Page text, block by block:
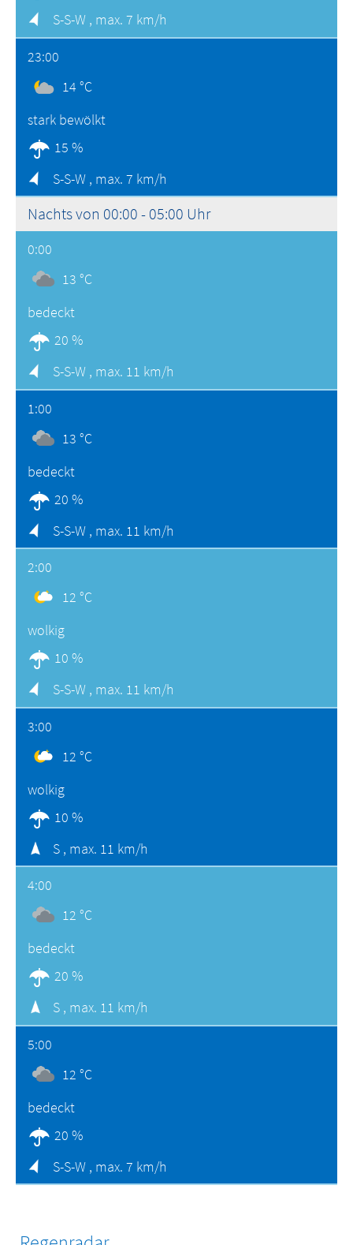
S-S-W , max. 7 km/h
23:00
14 °C
stark bewölkt
15 %
S-S-W , max. 7 km/h
Nachts von 00:00 - 05:00 Uhr
0:00
13 °C
bedeckt
20 %
S-S-W , max. 11 km/h
1:00
13 °C
bedeckt
20 %
S-S-W , max. 11 km/h
2:00
12 °C
wolkig
10 %
S-S-W , max. 11 km/h
3:00
12 °C
wolkig
10 %
S , max. 11 km/h
4:00
12 °C
bedeckt
20 %
S , max. 11 km/h
5:00
12 °C
bedeckt
20 %
S-S-W , max. 7 km/h